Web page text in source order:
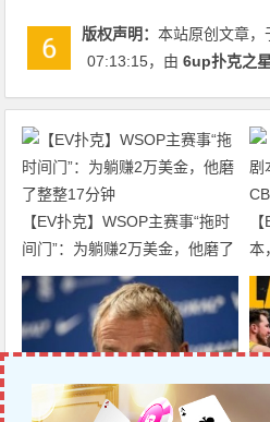
版权声明：本站原创文章，
07:13:15，由6up扑克之星
【EV扑克】WSOP主赛事“拖时
间门”：为躺赚2万美金，他磨了
整整17分钟
本